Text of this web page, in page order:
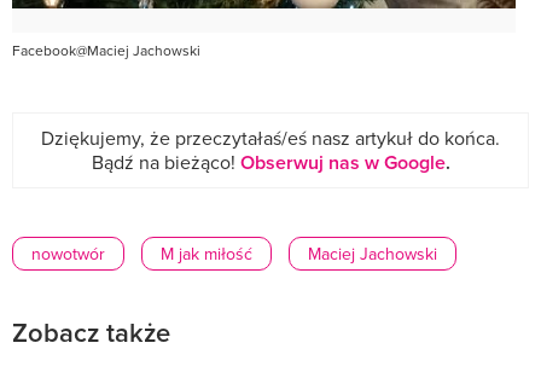
Facebook@Maciej Jachowski
Dziękujemy, że przeczytałaś/eś nasz artykuł do końca.
Bądź na bieżąco! Obserwuj nas w Google.
nowotwór M jak miłość Maciej Jachowski
Zobacz także